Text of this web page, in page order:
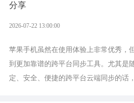
分享
2026-07-22 13:00:00
苹果手机虽然在使用体验上非常优秀，
到更加靠谱的跨平台同步工具。尤其是
定、安全、便捷的跨平台云端同步的话